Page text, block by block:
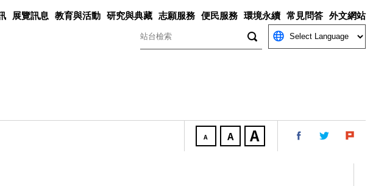
展覽訊息 教育與活動 研究與典藏 志願服務 便民服務 環境永續 常見問答 外文網站